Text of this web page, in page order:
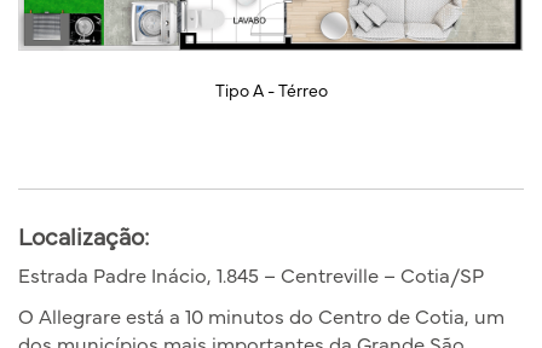
Tipo A - Térreo
Localização:
Estrada Padre Inácio, 1.845 – Centreville – Cotia/SP
O Allegrare está a 10 minutos do Centro de Cotia, um